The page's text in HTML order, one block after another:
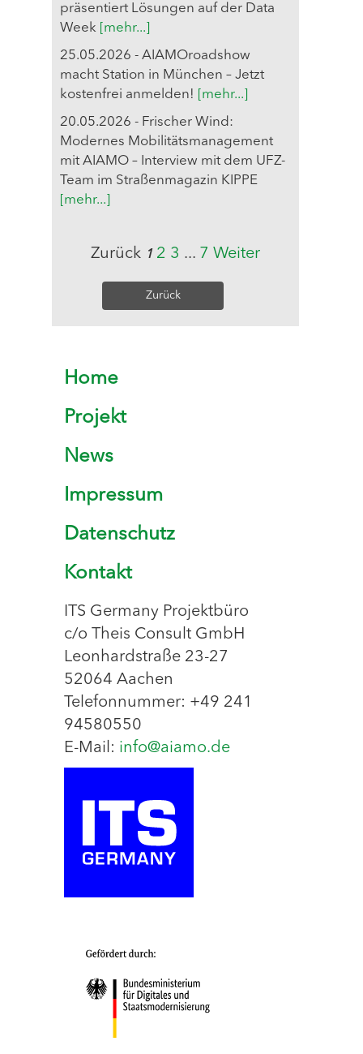
präsentiert Lösungen auf der Data
Week
[mehr...]
25.05.2026 - AIAMOroadshow
macht Station in München – Jetzt
kostenfrei anmelden!
[mehr...]
20.05.2026 - Frischer Wind:
Modernes Mobilitätsmanagement
mit AIAMO – Interview mit dem UFZ-
Team im Straßenmagazin KIPPE
[mehr...]
Zurück 1 2 3 ... 7 Weiter
Zurück
Home
Projekt
News
Impressum
Datenschutz
Kontakt
ITS Germany Projektbüro
c/o Theis Consult GmbH
Leonhardstraße 23-27
52064 Aachen
Telefonnummer: +49 241
94580550
E-Mail: info@aiamo.de